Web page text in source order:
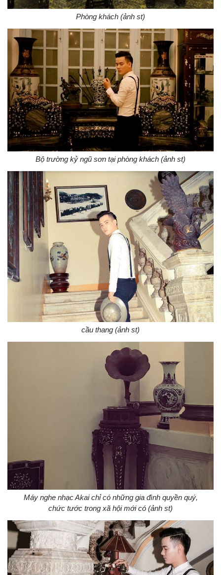
Phòng khách (ảnh st)
Bộ trường kỷ ngũ sơn tại phòng khách (ảnh st)
cầu thang (ảnh st)
Máy nghe nhạc Akai chỉ có những gia đình quyền quý,
chức tước trong xã hội mới có (ảnh st)